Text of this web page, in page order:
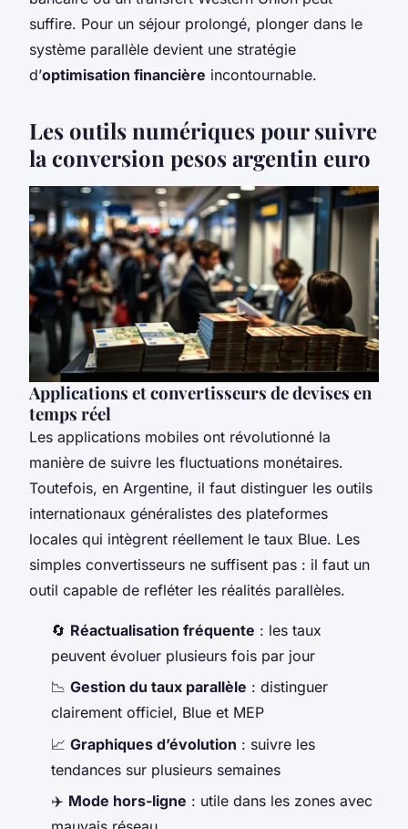
suffire. Pour un séjour prolongé, plonger dans le
système parallèle devient une stratégie
d’optimisation financière incontournable.
Les outils numériques pour suivre
la conversion pesos argentin euro
Applications et convertisseurs de devises en
temps réel
Les applications mobiles ont révolutionné la
manière de suivre les fluctuations monétaires.
Toutefois, en Argentine, il faut distinguer les outils
internationaux généralistes des plateformes
locales qui intègrent réellement le taux Blue. Les
simples convertisseurs ne suffisent pas : il faut un
outil capable de refléter les réalités parallèles.
🔄 Réactualisation fréquente : les taux
peuvent évoluer plusieurs fois par jour
📉 Gestion du taux parallèle : distinguer
clairement officiel, Blue et MEP
📈 Graphiques d’évolution : suivre les
tendances sur plusieurs semaines
✈️ Mode hors-ligne : utile dans les zones avec